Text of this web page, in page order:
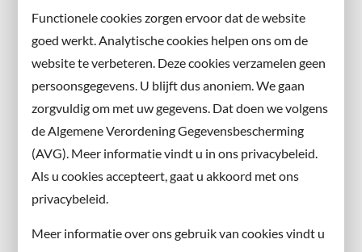
Functionele cookies zorgen ervoor dat de website
goed werkt. Analytische cookies helpen ons om de
website te verbeteren. Deze cookies verzamelen geen
persoonsgegevens. U blijft dus anoniem. We gaan
zorgvuldig om met uw gegevens. Dat doen we volgens
de Algemene Verordening Gegevensbescherming
(AVG). Meer informatie vindt u in ons privacybeleid.
Als u cookies accepteert, gaat u akkoord met ons
privacybeleid.
Meer informatie over ons gebruik van cookies vindt u
en volg ons ook op sociale media.
Facebook
X
Instagram
Contact met de gemeente
Contact